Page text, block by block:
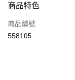
信用卡
Apple Pay
商品特色
商品編號
558105